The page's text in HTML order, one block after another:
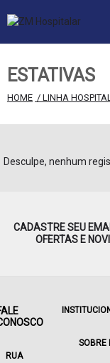
ESTATIVAS
HOME / LINHA
Desculpe, nenhum
CADASTRE SEU
OFERTAS E
RUA
SOBRE